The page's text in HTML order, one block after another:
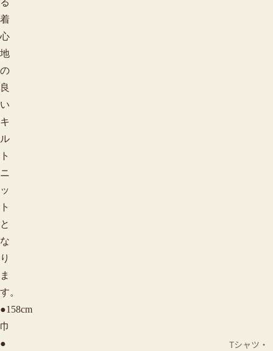
Tシャツ・
着
心
地
の
良
い
キ
ル
ト
ニ
ッ
ト
と
な
り
ま
す。
●158cm
巾
●